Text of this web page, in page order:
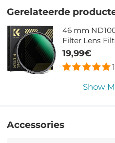
Gerelateerde
46 mm
Filter Lens
Meerlaags
Xcel Serie
19,99€
Show
Accessories